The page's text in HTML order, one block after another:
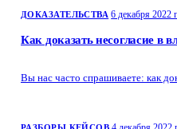
ДОКАЗАТЕЛЬСТВА 6 декабря 2022
Как доказать несогласие в
Вы нас часто спрашиваете: как